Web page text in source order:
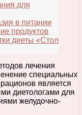
для
в питании
продуктов
диеты «Стол
лечения
специальных
является
диетологами для
желудочно-